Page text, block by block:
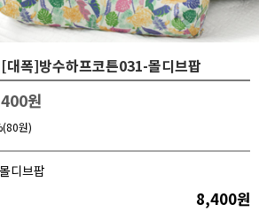
[대폭]방수하프코튼031-몰디브팝
원
원)
디브팝
8,400원